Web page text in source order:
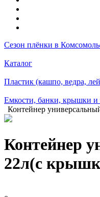
Сезон плёнки в
Каталог
Пластик (кашпо, ведра,
Емкости, банки, крышки и
Контейнер
Контейнер
22л(с